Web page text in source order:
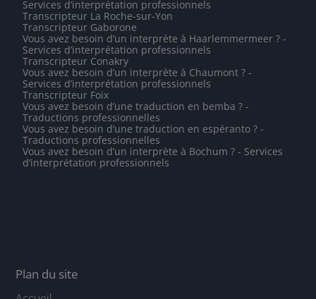
Services d’interprétation professionnels
Transcripteur La Roche-sur-Yon
Transcripteur Gaborone
Vous avez besoin d’un interprète à Haarlemmermeer ? -
Services d’interprétation professionnels
Transcripteur Conakry
Vous avez besoin d’un interprète à Chaumont ? -
Services d’interprétation professionnels
Transcripteur Foix
Vous avez besoin d’une traduction en bemba ? -
Traductions professionnelles
Vous avez besoin d’une traduction en espéranto ? -
Traductions professionnelles
Vous avez besoin d’un interprète à Bochum ? - Services
d’interprétation professionnels
Plan du site